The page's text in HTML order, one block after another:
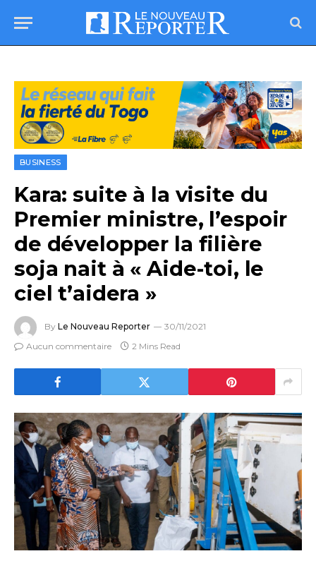
BUSINESS
Kara: suite à la visite du
Premier ministre, l’espoir
de développer la filière
soja nait à « Aide-toi, le
ciel t’aidera »
By Le Nouveau Reporter
30/11/2021
Aucun commentaire
2 Mins Read